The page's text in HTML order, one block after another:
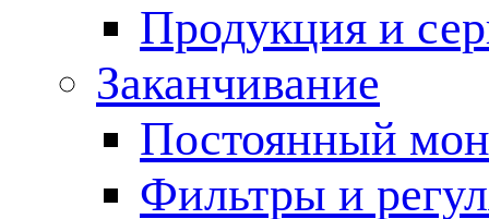
Продукция и
Заканчивание
Постоянный
Фильтры и